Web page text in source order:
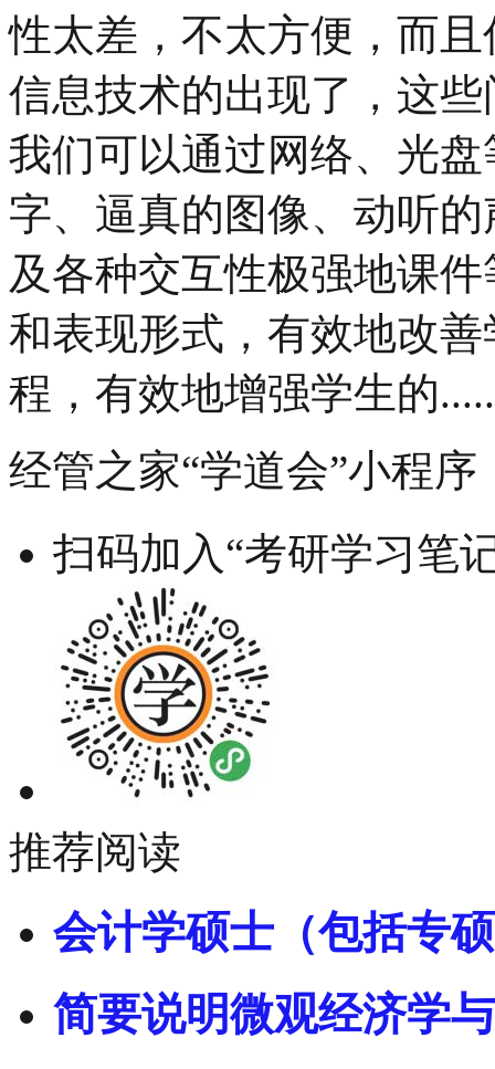
性太差，不太方便，而
信息技术的出现了，这
我们可以通过网络、光
字、逼真的图像、动听
及各种交互性极强地课
和表现形式，有效地改
程，有效地增强学生的
经管之家“学道会”小程序
扫码加入“考研学习笔
推荐阅读
会计学硕士（包括专
简要说明微观经济学